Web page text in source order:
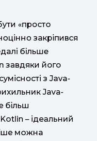
«просто
закріпився
більше
завдяки його
з Java-
Java-
більш
– ідеальний
можна